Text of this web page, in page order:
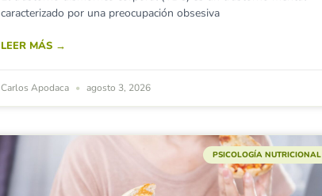
caracterizado por una preocupación obsesiva
LEER MÁS →
Carlos Apodaca agosto 3, 2026
PSICOLOGÍA NUTRICIONAL